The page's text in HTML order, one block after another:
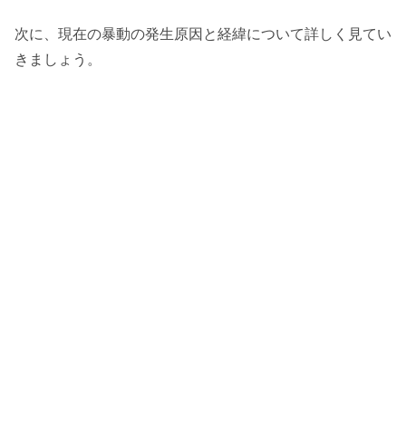
次に、現在の暴動の発生原因と経緯について詳しく見てい
きましょう。